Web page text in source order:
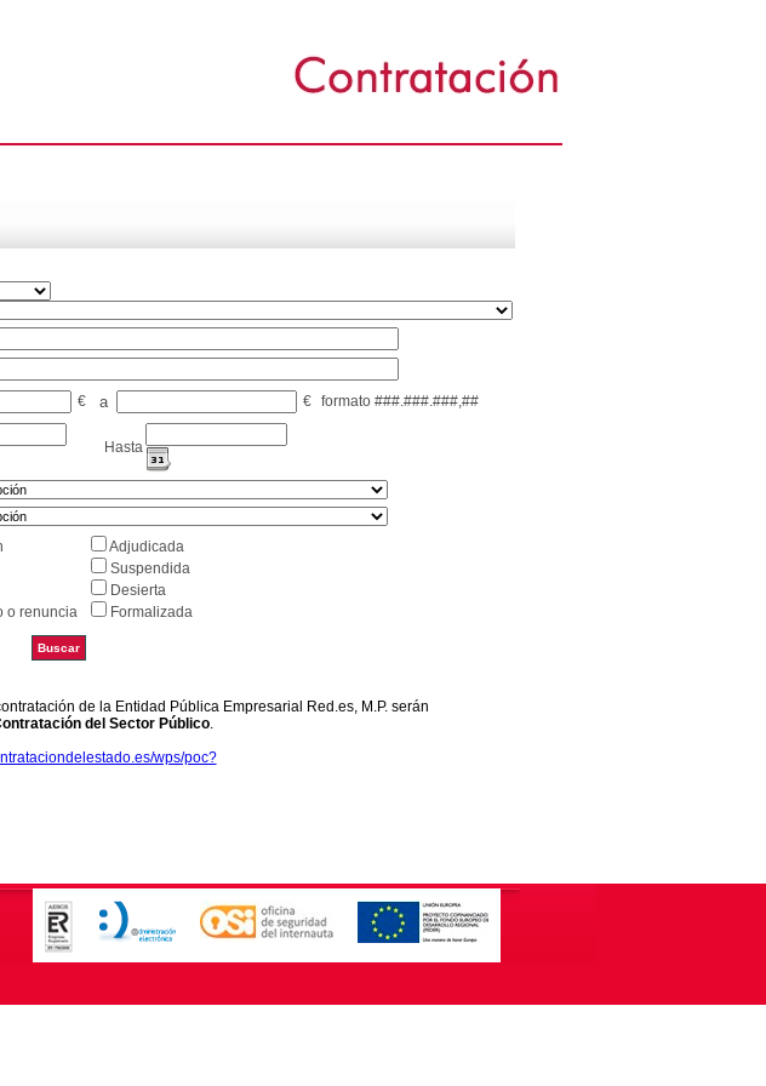
€ a € formato ###.###.###,##
Hasta
Adjudicada
Suspendida
Desierta
o renuncia
Formalizada
de la Entidad Pública Empresarial Red.es, M.P. serán
del Sector Público.
wps/poc?